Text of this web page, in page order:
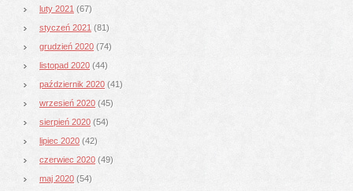
luty 2021 (67)
styczeń 2021 (81)
grudzień 2020 (74)
listopad 2020 (44)
październik 2020 (41)
wrzesień 2020 (45)
sierpień 2020 (54)
lipiec 2020 (42)
czerwiec 2020 (49)
maj 2020 (54)